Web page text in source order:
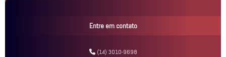
Adequação nr12 serra fita horizontal
Entre em contato
(14) 3010-9698